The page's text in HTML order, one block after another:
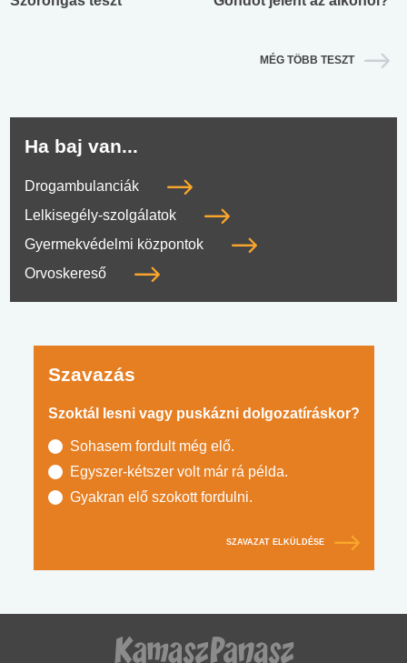
MÉG TÖBB TESZT
Ha baj van...
Drogambulanciák
Lelkisegély-szolgálatok
Gyermekvédelmi központok
Orvoskereső
Szavazás
Szoktál lesni vagy puskázni dolgozatíráskor?
Sohasem fordult még elő.
Egyszer-kétszer volt már rá példa.
Gyakran elő szokott fordulni.
SZAVAZAT ELKÜLDÉSE